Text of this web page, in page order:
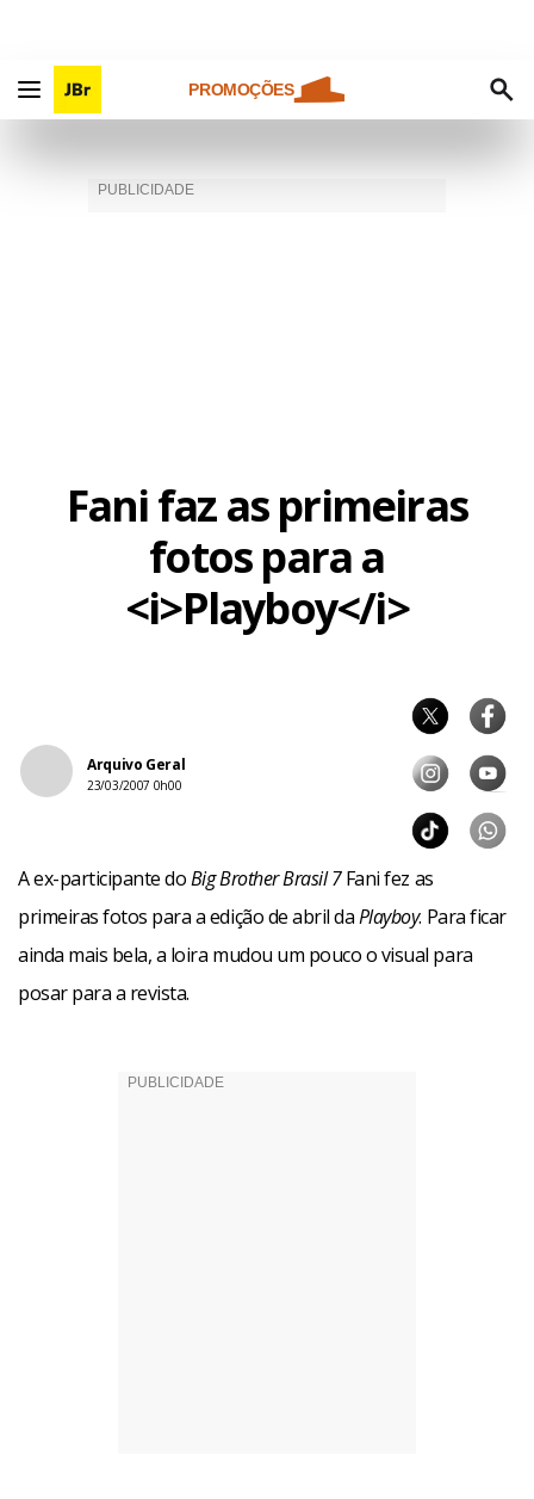
PROMOÇÕES
Fani faz as primeiras
fotos para a
<i>Playboy</i>
Arquivo Geral
23/03/2007 0h00
A ex-participante doBig Brother Brasil 7Fani fez as
primeiras fotos para a edição de abril daPlayboy. Para ficar
ainda mais bela, a loira mudou um pouco o visual para
posar para a revista.